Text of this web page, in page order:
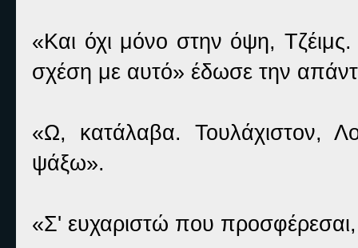
«Και όχι μόνο στην όψη,
σχέση με αυτό» έδωσε την
«Ω, κατάλαβα. Τουλάχιστον,
ψάξω».
«Σ' ευχαριστώ που